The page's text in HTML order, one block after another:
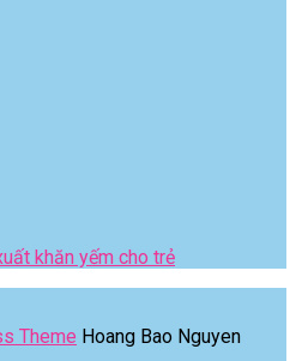
khăn yếm cho trẻ
Theme Hoang Bao Nguyen